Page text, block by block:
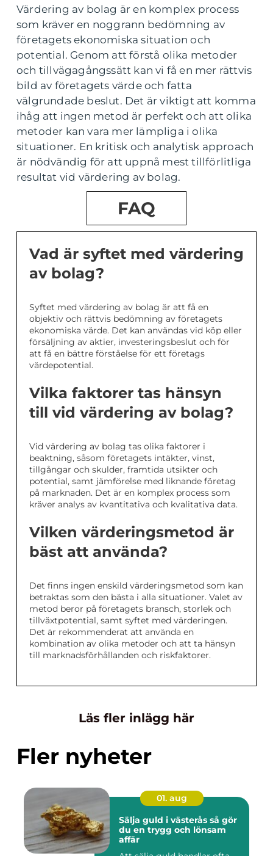
Värdering av bolag är en komplex process
som kräver en noggrann bedömning av
företagets ekonomiska situation och
potential. Genom att förstå olika metoder
och tillvägagångssätt kan vi få en mer rättvis
bild av företagets värde och fatta
välgrundade beslut. Det är viktigt att komma
ihåg att ingen metod är perfekt och att olika
metoder kan vara mer lämpliga i olika
situationer. En kritisk och analytisk approach
är nödvändig för att uppnå mest tillförlitliga
resultat vid värdering av bolag.
FAQ
Vad är syftet med värdering
av bolag?
Syftet med värdering av bolag är att få en
objektiv och rättvis bedömning av företagets
ekonomiska värde. Det kan användas vid köp eller
försäljning av aktier, investeringsbeslut och för
att få en bättre förståelse för ett företags
värdepotential.
Vilka faktorer tas hänsyn
till vid värdering av bolag?
Vid värdering av bolag tas olika faktorer i
beaktning, såsom företagets intäkter, vinst,
tillgångar och skulder, framtida utsikter och
potential, samt jämförelse med liknande företag
på marknaden. Det är en komplex process som
kräver analys av kvantitativa och kvalitativa data.
Vilken värderingsmetod är
bäst att använda?
Det finns ingen enskild värderingsmetod som kan
betraktas som den bästa i alla situationer. Valet av
metod beror på företagets bransch, storlek och
tillväxtpotential, samt syftet med värderingen.
Det är rekommenderat att använda en
kombination av olika metoder och att ta hänsyn
till marknadsförhållanden och riskfaktorer.
Läs fler inlägg här
Fler nyheter
01. aug
Sälja guld i västerås så gör
du en trygg och lönsam
affär